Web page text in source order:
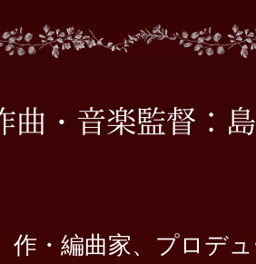
曲・音楽監督：
作・編曲家、プロデ